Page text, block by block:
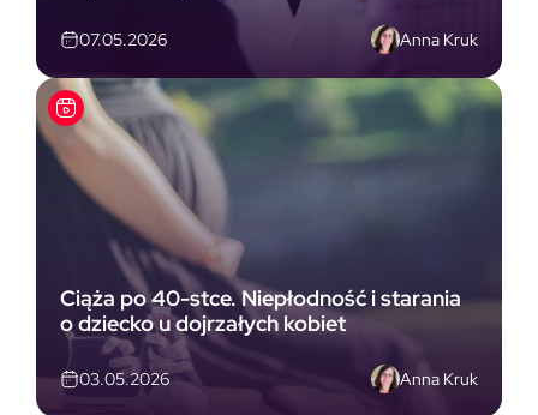
07.05.2026 Anna Kruk
Ciąża po 40-stce. Niepłodność i starania
o dziecko u dojrzałych kobiet
03.05.2026 Anna Kruk